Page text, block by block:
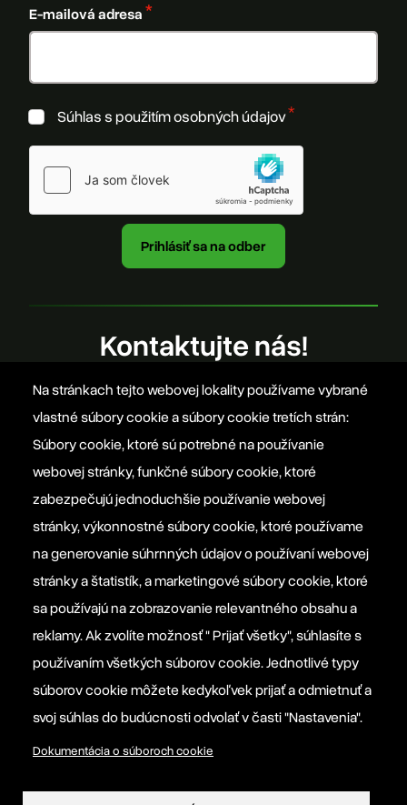
E-mailová adresa
Súhlas s použitím osobných údajov
Kontaktujte nás!
office@szovetseg.sk
Platforma EPP 2012
Manifesto EPP
Informačná povinnosť prevádzkovateľa
Nastavenia súborov cookie
Na stránkach tejto webovej lokality používame vybrané
vlastné súbory cookie a súbory cookie tretích strán:
Súbory cookie, ktoré sú potrebné na používanie
webovej stránky, funkčné súbory cookie, ktoré
zabezpečujú jednoduchšie používanie webovej
stránky, výkonnostné súbory cookie, ktoré používame
na generovanie súhrnných údajov o používaní webovej
stránky a štatistík, a marketingové súbory cookie, ktoré
sa používajú na zobrazovanie relevantného obsahu a
reklamy. Ak zvolíte možnosť " Prijať všetky", súhlasíte s
používaním všetkých súborov cookie. Jednotlivé typy
súborov cookie môžete kedykoľvek prijať a odmietnuť a
svoj súhlas do budúcnosti odvolať v časti "Nastavenia".
Dokumentácia o súboroch cookie